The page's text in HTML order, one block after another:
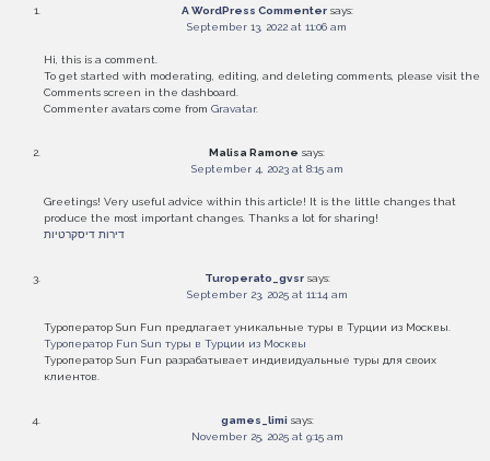
A WordPress Commenter says:
September 13, 2022 at 11:06 am
Hi, this is a comment.
To get started with moderating, editing, and deleting comments, please visit the
Comments screen in the dashboard.
Commenter avatars come from Gravatar.
Malisa Ramone says:
September 4, 2023 at 8:15 am
Greetings! Very useful advice within this article! It is the little changes that
produce the most important changes. Thanks a lot for sharing!
דירות דיסקרטיות
Turoperato_gvsr says:
September 23, 2025 at 11:14 am
Туроператор Sun Fun предлагает уникальные туры в Турции из Москвы.
Туроператор Fun Sun туры в Турции из Москвы
Туроператор Sun Fun разрабатывает индивидуальные туры для своих
клиентов.
games_limi says:
November 25, 2025 at 9:15 am